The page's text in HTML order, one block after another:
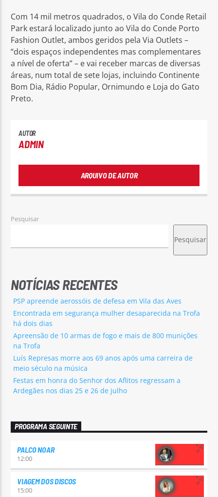
Com 14 mil metros quadrados, o Vila do Conde Retail
Park estará localizado junto ao Vila do Conde Porto
Fashion Outlet, ambos geridos pela Via Outlets –
“dois espaços independentes mas complementares
a nível de oferta” – e vai receber marcas de diversas
áreas, num total de sete lojas, incluindo Continente
Bom Dia, Rádio Popular, Ornimundo e Loja do Gato
Preto.
AUTOR
ADMIN
ARQUIVO DE AUTOR
Pesquisar
Pesquisar
NOTÍCIAS RECENTES
PSP apreende aerossóis de defesa em Vila das Aves
Encontrada em segurança mulher desaparecida na Trofa
há dois dias
Apreensão de 10 armas de fogo e mais de 800 munições
na Trofa
Luís Represas morre aos 69 anos após uma carreira de
meio século na música
Festas em honra do Senhor dos Aflitos regressam a
Ardegães nos dias 25 e 26 de julho
PROGRAMA SEGUINTE
PALCO NOAR
12:00
VIAGEM DOS DISCOS
15:00